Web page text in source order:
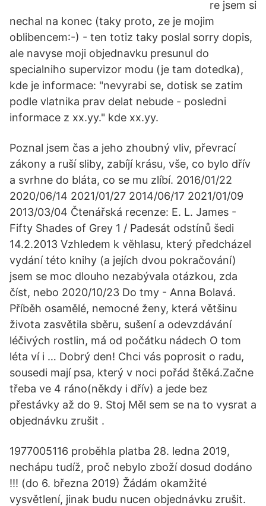
re jsem si
nechal na konec (taky proto, ze je mojim
oblibencem:-) - ten totiz taky poslal sorry dopis,
ale navyse moji objednavku presunul do
specialniho supervizor modu (je tam dotedka),
kde je informace: "nevyrabi se, dotisk se zatim
podle vlatnika prav delat nebude - posledni
informace z xx.yy." kde xx.yy.
Poznal jsem čas a jeho zhoubný vliv, převrací
zákony a ruší sliby, zabíjí krásu, vše, co bylo dřív
a svrhne do bláta, co se mu zlíbí. 2016/01/22
2020/06/14 2021/01/27 2014/06/17 2021/01/09
2013/03/04 Čtenářská recenze: E. L. James -
Fifty Shades of Grey 1 / Padesát odstínů šedi
14.2.2013 Vzhledem k věhlasu, který předcházel
vydání této knihy (a jejích dvou pokračování)
jsem se moc dlouho nezabývala otázkou, zda
číst, nebo 2020/10/23 Do tmy - Anna Bolavá.
Příběh osamělé, nemocné ženy, která většinu
života zasvětila sběru, sušení a odevzdávání
léčivých rostlin, má od počátku nádech O tom
léta ví i … Dobrý den! Chci vás poprosit o radu,
sousedi mají psa, který v noci pořád štěká.Začne
třeba ve 4 ráno(někdy i dřív) a jede bez
přestávky až do 9. Stoj Měl sem se na to vysrat a
objednávku zrušit .
1977005116 proběhla platba 28. ledna 2019,
nechápu tudíž, proč nebylo zboží dosud dodáno
!!! (do 6. března 2019) Žádám okamžité
vysvětlení, jinak budu nucen objednávku zrušit.